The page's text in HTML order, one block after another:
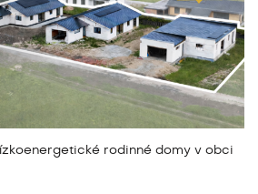
rodinné domy v obci